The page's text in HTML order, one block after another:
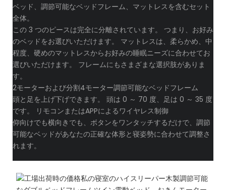
ベッド、調節可能なベッドフレーム、マットレスを含むセット
全体。
この 3 つのピースは完全に分離されています。 つまり、お好み
のベッドをお選びいただけます。 マットレスは、柔らかめ、中
程度、硬めのマットレスからお好みの睡眠ニーズに合わせてお
選びいただけます。 フレームにもさまざまな選択肢がありま
す。
2モーターおよび分割4モーター調節可能なベッドフレーム
頭と足を上げ下げできます。 頭は 0 ～ 70 度、足は 0 ～ 35 度
です。 リモコンまたはAPPによるワイヤレス制御
仰向けでも横向きでも、ボタンをワンタッチするだけで、調節
可能なベッドがあなたの正確な体形と寝姿勢に合わせて調整さ
れます。